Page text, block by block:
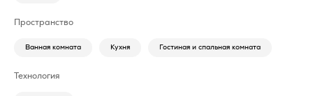
Пространство
Ванная комната Кухня Гостиная и спальная комната
Технология